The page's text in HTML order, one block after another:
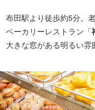
布田駅より徒歩約5分。
ベーカリーレストラン「
大きな窓がある明るい雰